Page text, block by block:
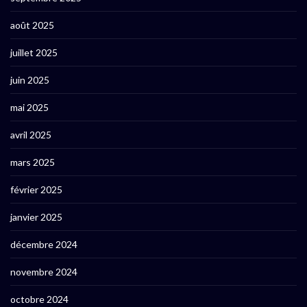
août 2025
juillet 2025
juin 2025
mai 2025
avril 2025
mars 2025
février 2025
janvier 2025
décembre 2024
novembre 2024
octobre 2024